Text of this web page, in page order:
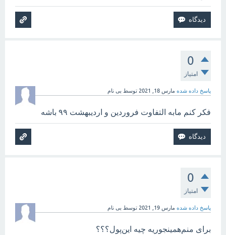
0
امتیاز
پاسخ داده شده مارس 18, 2021 توسط بی نام
فکر کنم مابه التفاوت فروردین و اردیبهشت ۹۹ باشه
0
امتیاز
پاسخ داده شده مارس 19, 2021 توسط بی نام
برای منم‌همینجوریه چیه این‌پول؟؟؟